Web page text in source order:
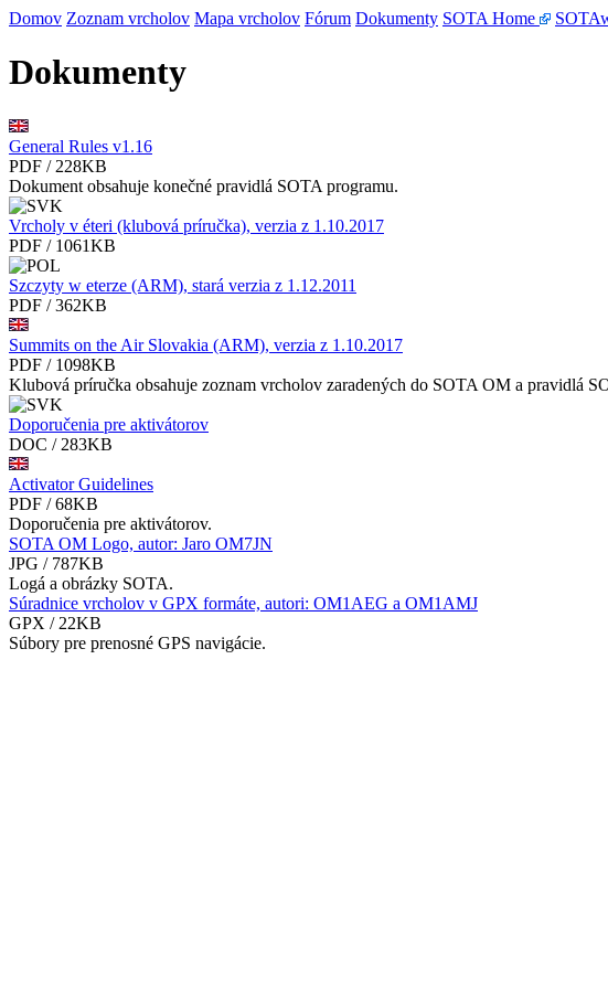
Domov Zoznam vrcholov Mapa vrcholov Fórum Dokumenty SOTA Home
Dokumenty
General Rules v1.16
PDF / 228KB
Dokument obsahuje konečné pravidlá SOTA programu.
Vrcholy v éteri (klubová príručka), verzia z 1.10.2017
PDF / 1061KB
Szczyty w eterze (ARM), stará verzia z 1.12.2011
PDF / 362KB
Summits on the Air Slovakia (ARM), verzia z 1.10.2017
PDF / 1098KB
Klubová príručka obsahuje zoznam vrcholov zaradených do SOTA OM a pravidlá
Doporučenia pre aktivátorov
DOC / 283KB
Activator Guidelines
PDF / 68KB
Doporučenia pre aktivátorov.
SOTA OM Logo, autor: Jaro OM7JN
JPG / 787KB
Logá a obrázky SOTA.
Súradnice vrcholov v GPX formáte, autori: OM1AEG a OM1AMJ
GPX / 22KB
Súbory pre prenosné GPS navigácie.